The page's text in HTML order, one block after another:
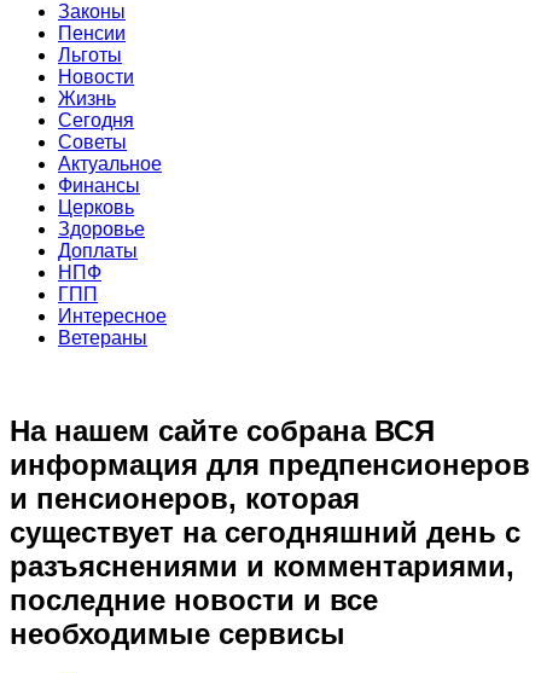
Законы
Пенсии
Льготы
Новости
Жизнь
Сегодня
Советы
Актуальное
Финансы
Церковь
Здоровье
Доплаты
НПФ
ГПП
Интересное
Ветераны
На нашем сайте собрана ВСЯ
информация для предпенсионеров
и пенсионеров, которая
существует на сегодняшний день с
разъяснениями и комментариями,
последние новости и все
необходимые сервисы